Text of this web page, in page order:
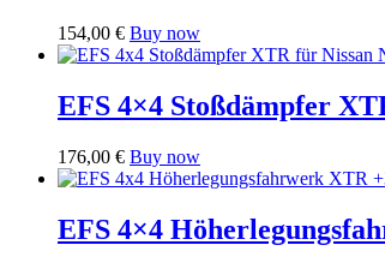
154,00 € Buy now
EFS 4×4 Stoßdämpfer
176,00 € Buy now
EFS 4×4